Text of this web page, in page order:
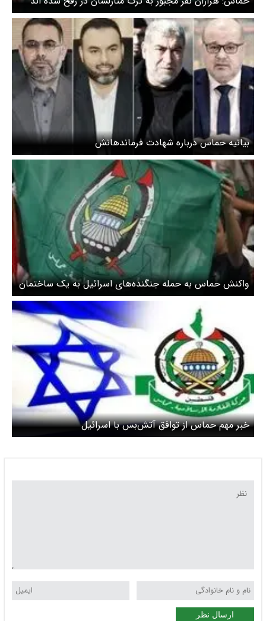
بیانیه حماس درباره شهادت فرماندهانش
واکنش حماس به حمله جنگنده‌های اسرائیل به یک ساختمان
خبر مهم حماس از توافق آتش‌بس با اسرائیل
ارسال نظر